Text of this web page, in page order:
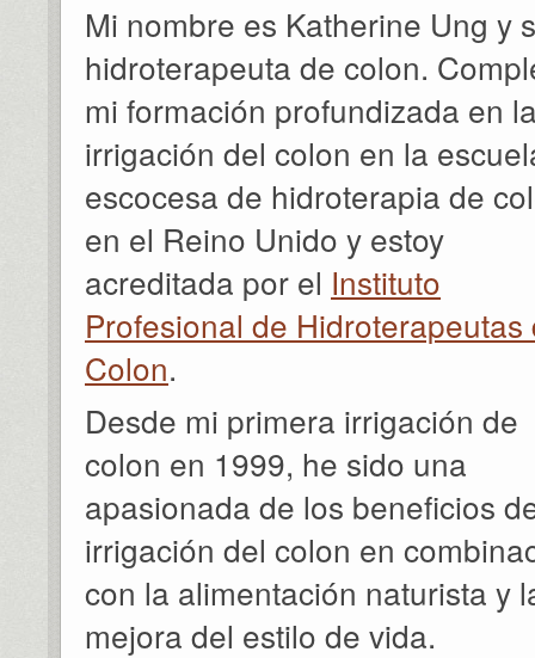
Mi nombre es Katherine Ung y
hidroterapeuta de colon.
mi formación profundizada en
irrigación del colon en la
escocesa de hidroterapia de
en el Reino Unido y estoy
acreditada por el Instituto
Profesional de Hidroterapeutas
Colon.
Desde mi primera irrigación de
colon en 1999, he sido una
apasionada de los beneficios
irrigación del colon en
con la alimentación naturista y
mejora del estilo de vida.